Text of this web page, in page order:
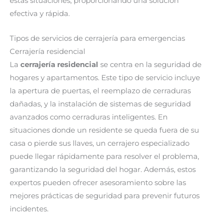
efectiva y rápida.
Tipos de servicios de cerrajería para emergencias
Cerrajería residencial
La cerrajería residencial se centra en la seguridad de
hogares y apartamentos. Este tipo de servicio incluye
la apertura de puertas, el reemplazo de cerraduras
dañadas, y la instalación de sistemas de seguridad
avanzados como cerraduras inteligentes. En
situaciones donde un residente se queda fuera de su
casa o pierde sus llaves, un cerrajero especializado
puede llegar rápidamente para resolver el problema,
garantizando la seguridad del hogar. Además, estos
expertos pueden ofrecer asesoramiento sobre las
mejores prácticas de seguridad para prevenir futuros
incidentes.